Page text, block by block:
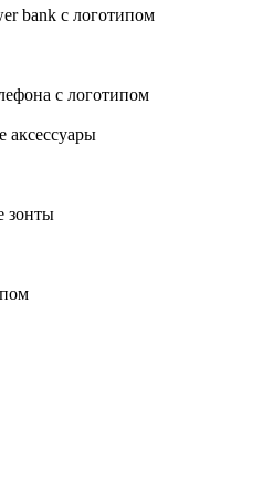
bank с логотипом
с логотипом
зонты